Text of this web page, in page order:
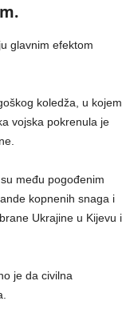
glavnim efektom
koledža, u kojem
vojska pokrenula je
među pogođenim
kopnenih snaga i
Ukrajine u Kijevu i
je da civilna